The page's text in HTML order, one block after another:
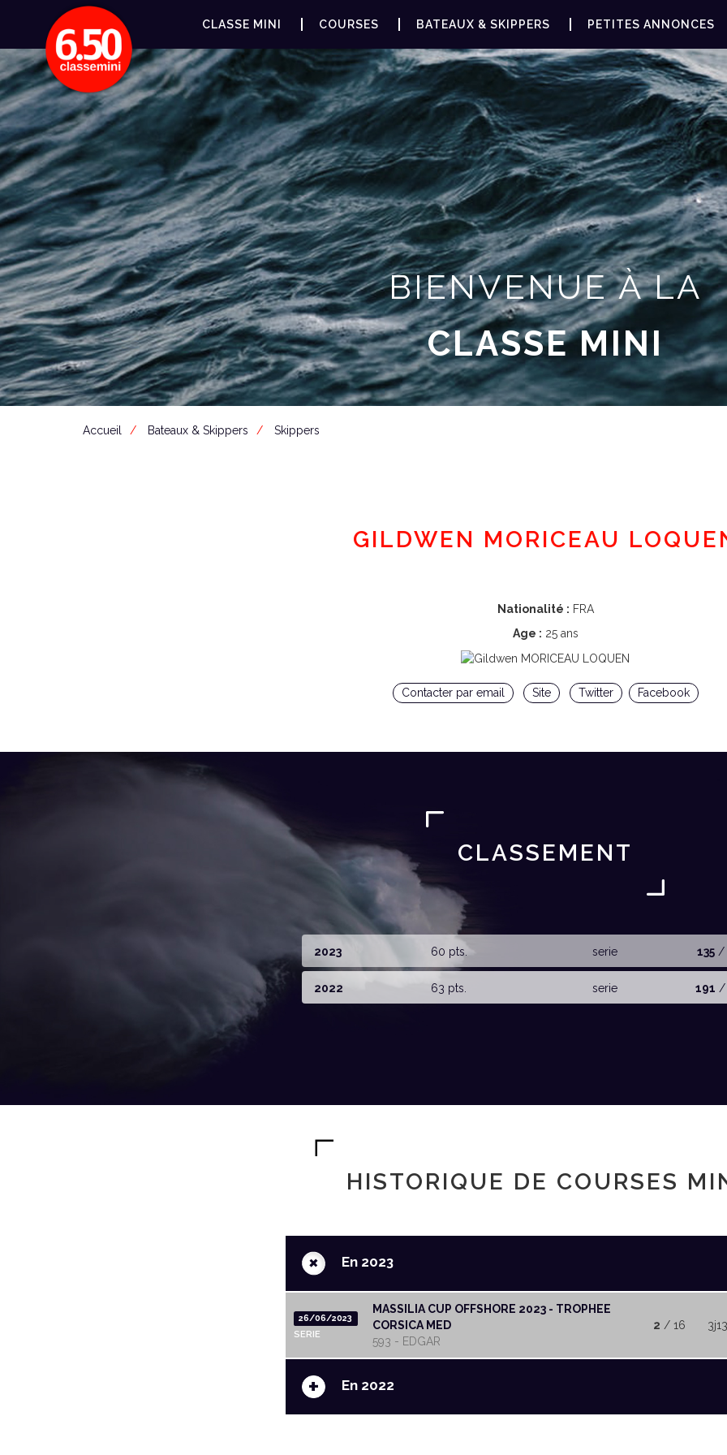
CLASSE MINI COURSES BATEAUX & SKIPPERS PETITES ANNONCES
BIENVENUE À LA
CLASSE MINI
Accueil Bateaux & Skippers Skippers
GILDWEN MORICEAU
Nationalité : FRA
Age : 25 ans
Contacter par email Site Twitter Facebook
CLASSEMENT
2023 60 pts. serie 135/
2022 63 pts. serie 191 /
HISTORIQUE DE COURSES
+ En 2023
26/06/2023
SERIE
MASSILIA CUP OFFSHORE 2023 - TROPHEE
CORSICA MED
593 - EDGAR
2 / 16
+ En 2022